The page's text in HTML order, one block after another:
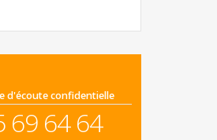
d'écoute confidentielle
69 64 64